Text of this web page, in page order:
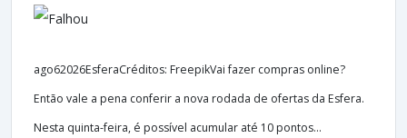
ago62026EsferaCréditos: FreepikVai fazer compras online?
Então vale a pena conferir a nova rodada de ofertas da Esfera.
Nesta quinta-feira, é possível acumular até 10 pontos...